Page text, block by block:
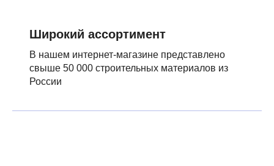
Широкий ассортимент
В нашем интернет-магазине представлено
свыше 50 000 строительных материалов из
России